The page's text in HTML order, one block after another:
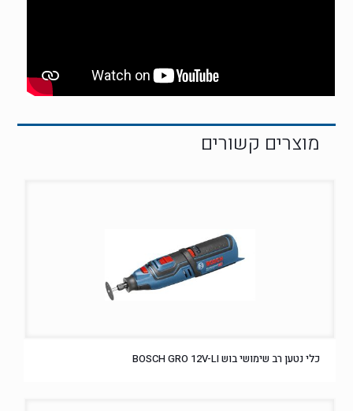
כלי נטען רב שימושי בוש BOSCH GRO 12V-LI